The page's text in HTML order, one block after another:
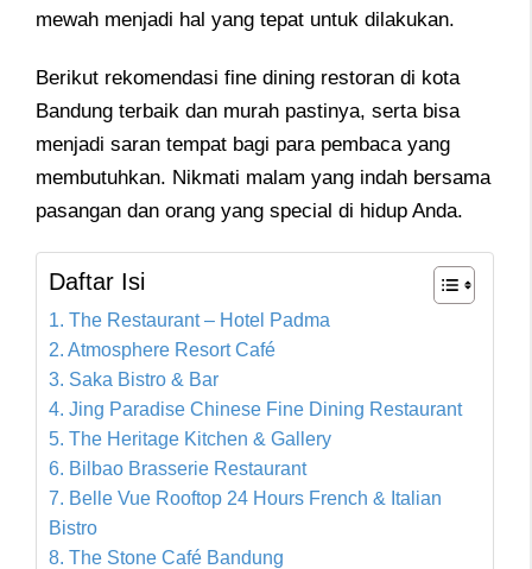
mewah menjadi hal yang tepat untuk dilakukan.
Berikut rekomendasi fine dining restoran di kota
Bandung terbaik dan murah pastinya, serta bisa
menjadi saran tempat bagi para pembaca yang
membutuhkan. Nikmati malam yang indah bersama
pasangan dan orang yang special di hidup Anda.
Daftar Isi
1. The Restaurant – Hotel Padma
2. Atmosphere Resort Café
3. Saka Bistro & Bar
4. Jing Paradise Chinese Fine Dining Restaurant
5. The Heritage Kitchen & Gallery
6. Bilbao Brasserie Restaurant
7. Belle Vue Rooftop 24 Hours French & Italian
Bistro
8. The Stone Café Bandung